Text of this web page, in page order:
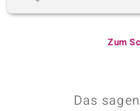
Zum
Das